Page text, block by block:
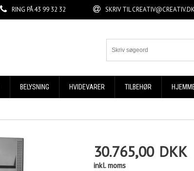
RING PÅ43 99 32 32 SKRIV TILCREATIV@CREATIV.DK
BELYSNING HVIDEVARER TILBEHØR
30.765,00 DKK
inkl. moms